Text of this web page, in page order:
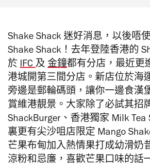
Shake Shack 迷好消息，以後唔
Shake Shack！去年登陸香港的
於 IFC及 金鐘都有分店，最近更
港城開第三間分店。新店位於海
旁邊是郵輪碼頭，讓你一邊食漢
賞維港靚景。大家除了必試其招
ShackBurger、香港獨家 Milk Tea
裏更有尖沙咀店限定 Mango
芒果布甸加入熱情果打成幼滑奶
涼粉和忌廉，喜歡芒果口味的話